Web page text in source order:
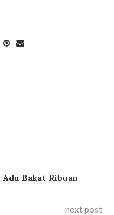
Bakat Ribuan
next post